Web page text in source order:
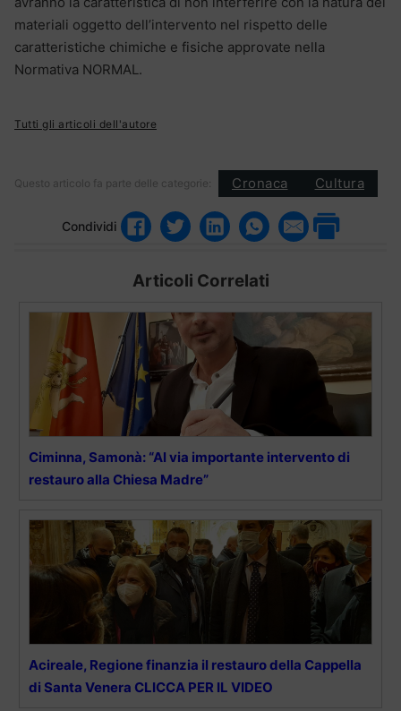
materiali oggetto dell’intervento nel rispetto delle
caratteristiche chimiche e fisiche approvate nella
Normativa NORMAL.
Tutti gli articoli dell'autore
Questo articolo fa parte delle categorie: Cronaca Cultura
Condividi
Articoli Correlati
Ciminna, Samonà: “Al via importante intervento di
restauro alla Chiesa Madre”
Acireale, Regione finanzia il restauro della Cappella
di Santa Venera CLICCA PER IL VIDEO